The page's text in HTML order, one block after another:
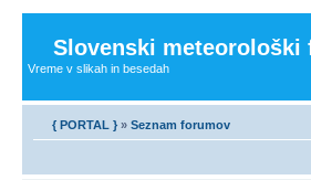
Slovenski meteorološki
Vreme v slikah in besedah
{ PORTAL } » Seznam forumov